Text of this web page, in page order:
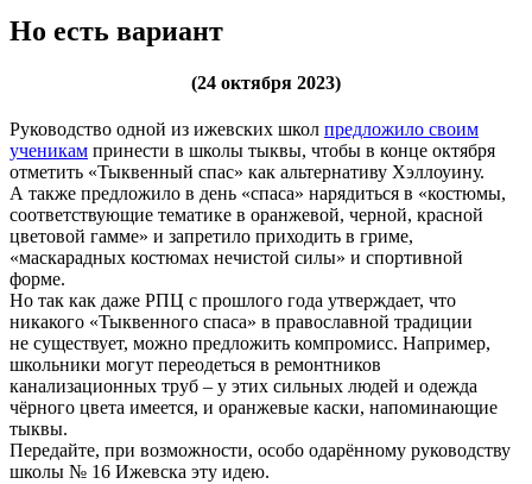
Но есть вариант
(24 октября 2023)
Руководство одной из ижевских школ предложило своим
ученикам принести в школы тыквы, чтобы в конце октября
отметить «Тыквенный спас» как альтернативу Хэллоуину.
А также предложило в день «спаса» нарядиться в «костюмы,
соответствующие тематике в оранжевой, черной, красной
цветовой гамме» и запретило приходить в гриме,
«маскарадных костюмах нечистой силы» и спортивной
форме.
Но так как даже РПЦ с прошлого года утверждает, что
никакого «Тыквенного спаса» в православной традиции
не существует, можно предложить компромисс. Например,
школьники могут переодеться в ремонтников
канализационных труб – у этих сильных людей и одежда
чёрного цвета имеется, и оранжевые каски, напоминающие
тыквы.
Передайте, при возможности, особо одарённому руководству
школы № 16 Ижевска эту идею.